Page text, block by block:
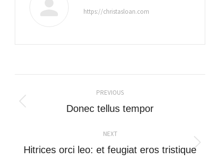
https://christasloan.com
navigation
PREVIOUS
Previous
Donec tellus tempor
NEXT
Next
Hitrices orci leo: et feugiat eros tristique